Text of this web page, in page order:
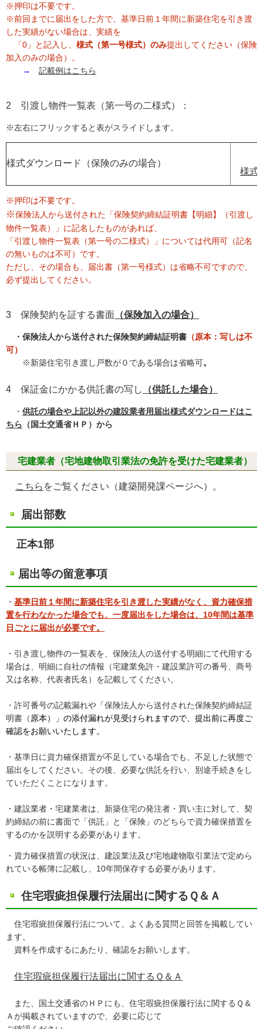
※押印は不要です。
※前回までに届出をした方で、基準日前１年間に新築住宅を引き渡
した実績がない場合は、実績を
「0」と記入し、 様式（第一号様式）のみ提出してください（保険
加入のみの場合）。
→ 記載例はこちら
2 引渡し物件一覧表（第一号の二様式）：
※左右にフリックすると表がスライドします。
様式ダウンロード（保険のみの場合）
様式
※押印は不要です。
※保険法人から送付された「保険契約締結証明書【明細】（引渡し
物件一覧表）」に記名したものがあれば、
「引渡し物件一覧表（第一号の二様式）」については代用可（記名
の無いものは不可）です。
ただし、その場合も、届出書（第一号様式）は省略不可ですので、
必ず提出してください。
3 保険契約を証する書面 （保険加入の場合）
・保険法人から送付された保険契約締結証明書 （原本：写しは不
可）
※新築住宅引き渡し戸数が０である場合は省略可。
4 保証金にかかる供託書の写し （供託した場合）
・ 供託の場合や上記以外の建設業者用届出様式ダウンロードはこ
ちら （国土交通省ＨＰ）から
宅建業者 （宅地建物取引業法の免許を受けた宅建業者）
こちら をご覧ください（建築開発課ページへ）。
届出部数
正本1部
届出等の留意事項
・ 基準日前１年間に新築住宅を引き渡した実績がなく、資力確保措
置を行わなかった場合でも、一度届出をした場合は、10年間は基準
日ごとに届出が必要です。
・引き渡し物件の一覧表を、保険法人の送付する明細にて代用する
場合は、明細に自社の情報（宅建業免許・建設業許可の番号、商号
又は名称、代表者氏名）を記載してください。
・許可番号の記載漏れや「保険法人から送付された保険契約締結証
明書（ 原本）」の添付漏れが見受けられますので、提出前に再度ご
確認をお願いいたします。
・基準日に資力確保措置が不足している場合でも、不足した状態で
届出をしてください。その後、必要な供託を行い、別途手続きをし
ていただくことになります。
・建設業者・宅建業者は、新築住宅の発注者・買い主に対して、契
約締結の前に書面で「供託」と「保険」のどちらで資力確保措置を
するのかを説明する必要があります。
・資力確保措置の状況は、建設業法及び宅地建物取引業法で定めら
れている帳簿に記載し、10年間保存する必要があります。
住宅瑕疵担保履行法届出に関するＱ＆Ａ
住宅瑕疵担保履行法について、よくある質問と回答を掲載してい
ます。
資料を作成するにあたり、確認をお願いします。
住宅瑕疵担保履行法届出に関するＱ＆Ａ
また、国土交通省のＨＰにも、住宅瑕疵担保履行法に関するＱ＆
Ａが掲載されていますので、必要に応じて